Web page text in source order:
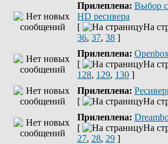
Прилеплена: Выбор
HD ресивера
[
На
36, 37, 38 ]
Прилеплена:
[
На
128, 129, 130 ]
Прилеплена:
[
На
Прилеплена:
[
На
27, 28, 29 ]